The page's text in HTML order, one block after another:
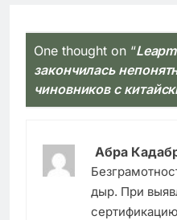
One thought on “
закончилась
чиновников с
Абра
дыр. При